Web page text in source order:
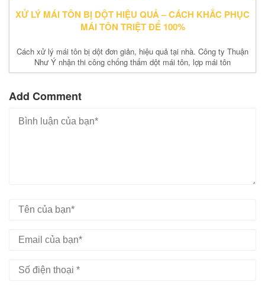
XỬ LÝ MÁI TÔN BỊ DỘT HIỆU QUẢ – CÁCH KHẮC PHỤC
MÁI TÔN TRIỆT ĐỂ 100%
Cách xử lý mái tôn bị dột đơn giản, hiệu quả tại nhà. Công ty Thuận
Như Ý nhận thi công chống thấm dột mái tôn, lợp mái tôn
Add Comment